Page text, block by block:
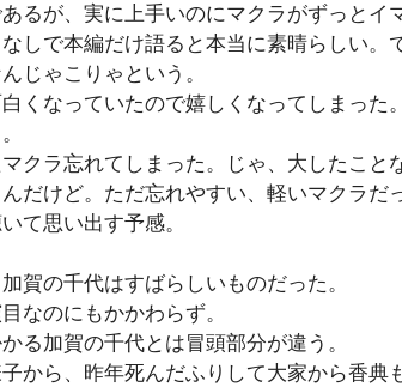
るが、実に上手いのにマクラがずっとイ
しで本編だけ語ると本当に素晴らしい。
じゃこりゃという。
くなっていたので嬉しくなってしまった
クラ忘れてしまった。じゃ、大したこと
だけど。ただ忘れやすい、軽いマクラだ
て思い出す予感。
賀の千代はすばらしいものだった。
なのにもかかわらず。
る加賀の千代とは冒頭部分が違う。
から、昨年死んだふりして大家から香典